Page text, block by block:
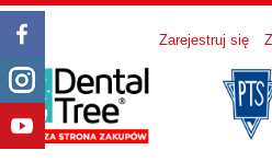
Zarejestruj się